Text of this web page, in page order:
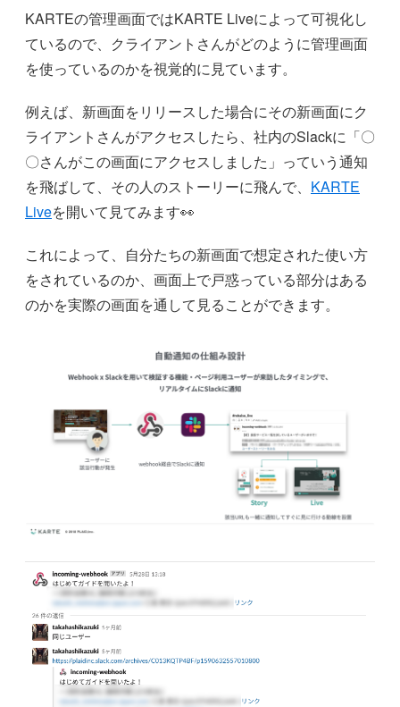
KARTEの管理画面ではKARTE Liveによって可視化し
ているので、クライアントさんがどのように管理画面
を使っているのかを視覚的に見ています。
例えば、新画面をリリースした場合にその新画面にク
ライアントさんがアクセスしたら、社内のSlackに「〇
〇さんがこの画面にアクセスしました」っていう通知
を飛ばして、その人のストーリーに飛んで、 KARTE
Liveを開いて見てみます👀
これによって、自分たちの新画面で想定された使い方
をされているのか、画面上で戸惑っている部分はある
のかを実際の画面を通して見ることができます。